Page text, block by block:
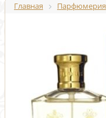
Главная Парфюмерия